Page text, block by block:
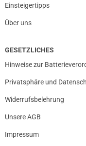
Einsteigertipps
Über uns
GESETZLICHES
Hinweise zur
Privatsphäre und
Widerrufsbelehrung
Unsere AGB
Impressum